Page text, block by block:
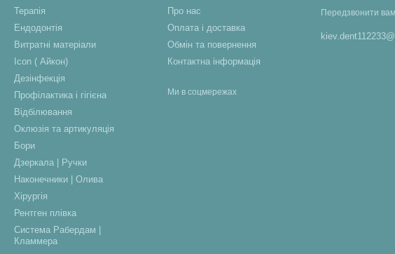
Терапія
Ендодонтія
Витратні матеріали
Icon ( Айкон)
Дезінфекція
Профілактика і гігієна
Відбілювання
Оклюзія та артикуляція
Бори
Дзеркала | Ручки
Наконечники | Олива
Хірургія
Рентген плівка
Система Рабердам |
Кламмера
Про нас
Оплата і доставка
Обмін та повернення
Контактна інформація
Ми в соцмережах
Передзвонити